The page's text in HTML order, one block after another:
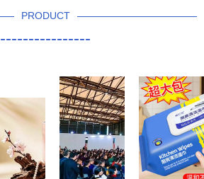
PRODUCT
----------------